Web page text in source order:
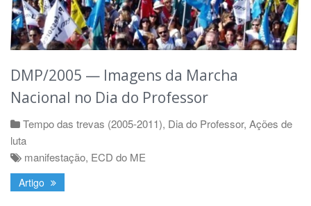
DMP/2005 — Imagens da Marcha
Nacional no Dia do Professor
Tempo das trevas (2005-2011), Dia do Professor, Ações de
luta
manifestação, ECD do ME
Artigo